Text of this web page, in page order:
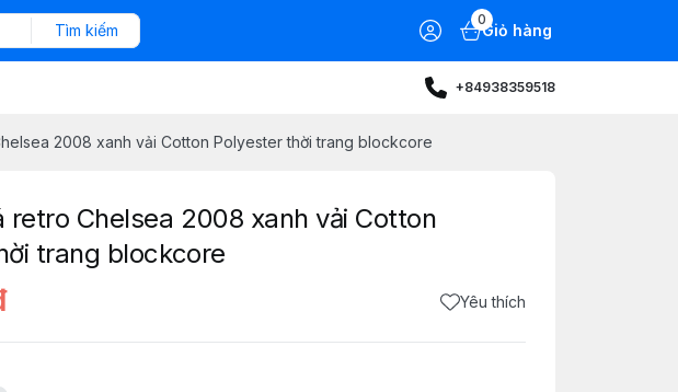
Tìm kiếm
0
Giỏ hàng
+84938359518
2008 xanh vải Cotton Polyester thời trang blockcore
retro Chelsea 2008 xanh vải Cotton
trang blockcore
Yêu thích